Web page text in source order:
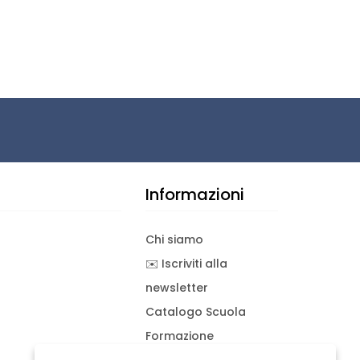
Informazioni
Chi siamo
✉️ Iscriviti alla
newsletter
Catalogo Scuola
Formazione